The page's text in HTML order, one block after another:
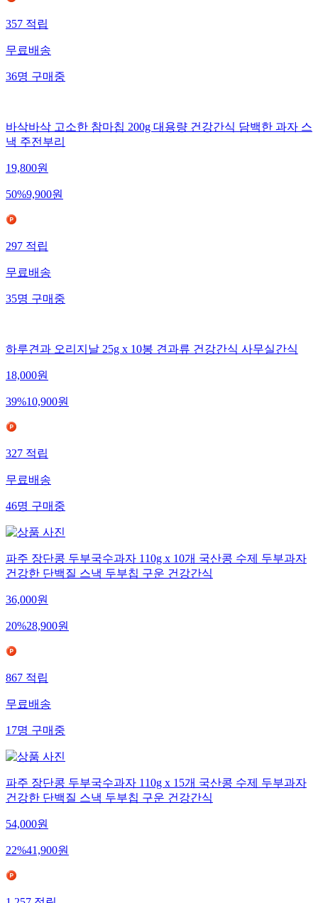
357적립
무료배송
36명구매중
바삭바삭 고소한 참마칩 200g 대용량 건강간식 담백한 과자 스
낵 주전부리
19,800원
50%9,900원
297적립
무료배송
35명구매중
하루견과 오리지날 25g x 10봉 견과류 건강간식 사무실간식
18,000원
39%10,900원
327적립
무료배송
46명구매중
파주 장단콩 두부국수과자 110g x 10개 국산콩 수제 두부과자
건강한 단백질 스낵 두부칩 구운 건강간식
36,000원
20%28,900원
867적립
무료배송
17명구매중
파주 장단콩 두부국수과자 110g x 15개 국산콩 수제 두부과자
건강한 단백질 스낵 두부칩 구운 건강간식
54,000원
22%41,900원